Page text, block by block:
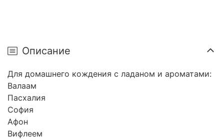
Описание
Для домашнего кождения с ладаном и ароматами:
Валаам
Пасхалия
София
Афон
Вифлеем